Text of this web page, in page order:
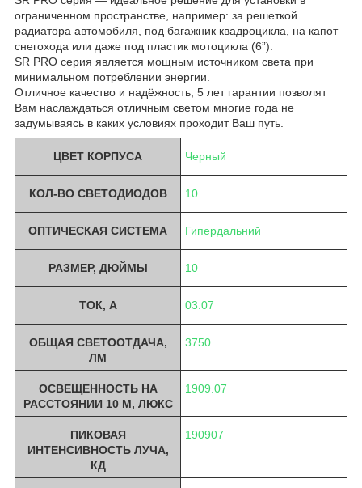
ограниченном пространстве, например: за решеткой
радиатора автомобиля, под багажник квадроцикла, на капот
снегохода или даже под пластик мотоцикла (6”).
SR PRO серия является мощным источником света при
минимальном потреблении энергии.
Отличное качество и надёжность, 5 лет гарантии позволят
Вам наслаждаться отличным светом многие года не
задумываясь в каких условиях проходит Ваш путь.
ЦВЕТ КОРПУСА Черный
КОЛ-ВО СВЕТОДИОДОВ 10
ОПТИЧЕСКАЯ СИСТЕМА Гипердальний
РАЗМЕР, ДЮЙМЫ 10
ТОК, A 03.07
ОБЩАЯ СВЕТООТДАЧА,
ЛМ
3750
ОСВЕЩЕННОСТЬ НА
РАССТОЯНИИ 10 М, ЛЮКС
1909.07
ПИКОВАЯ
ИНТЕНСИВНОСТЬ ЛУЧА,
КД
190907